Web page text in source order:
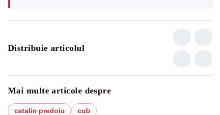
Distribuie articolul
Mai multe articole despre
catalin predoiu cub